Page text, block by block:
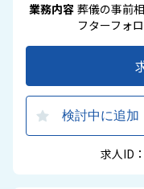
業務内容 葬儀の事前
フターフォ
検討中に追加
求人ID